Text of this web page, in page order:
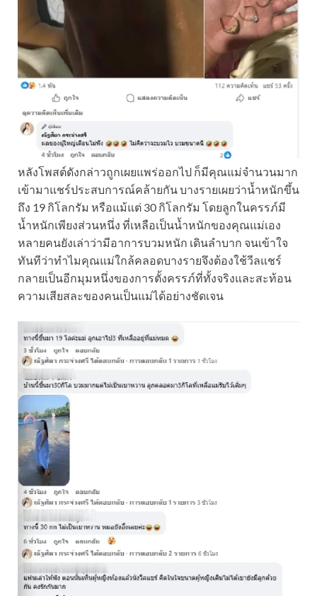
หลังโพสต์ดังกล่าวถูกเผยแพร่ออกไป ก็มีคุณแม่จำนวนมาก
เข้ามาแชร์ประสบการณ์คล้ายกัน บางรายเผยว่าน้ำหนักขึ้น
ถึง 19 กิโลกรัม หรือแม้แต่ 30 กิโลกรัม โดยลูกในครรภ์มี
น้ำหนักเพียงส่วนหนึ่ง ที่เหลือเป็นน้ำหนักของคุณแม่เอง
หลายคนยังเล่าว่ามีอาการบวมหนัก เดินลำบาก จนเข้าใจ
ทันทีว่าทำไมคุณแม่ใกล้คลอดบางรายจึงต้องใช้วีลแชร์
กลายเป็นอีกมุมหนึ่งของการตั้งครรภ์ที่ทั้งจริงและสะท้อน
ความเสียสละของคนเป็นแม่ได้อย่างชัดเจน